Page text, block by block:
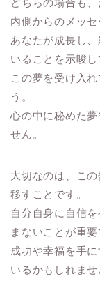
内側からのメッセ
あなたが成長し
いることを示唆し
この夢を受け入
う。
心の中に秘めた
せん。
大切なのは、こ
移すことです。
自分自身に自信
まないことが重要
成功や幸福を手
いるかもしれま